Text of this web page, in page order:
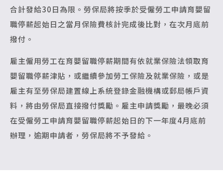
合計發給30日為限。勞保局將按季於受僱勞工申請育嬰留
職停薪起始日之當月保險費核計完成後比對，在次月底前
撥付。
雇主僱用勞工在育嬰留職停薪期間有依就業保險法領取育
嬰留職停薪津貼，或繼續參加勞工保險及就業保險，或是
雇主有至勞保局建置線上系統登錄金融機構或郵局帳戶資
料，將由勞保局直接撥付獎勵。雇主申請獎勵，最晚必須
在受僱勞工申請育嬰留職停薪起始日的下一年度4月底前
辦理，逾期申請者，勞保局將不予發給。